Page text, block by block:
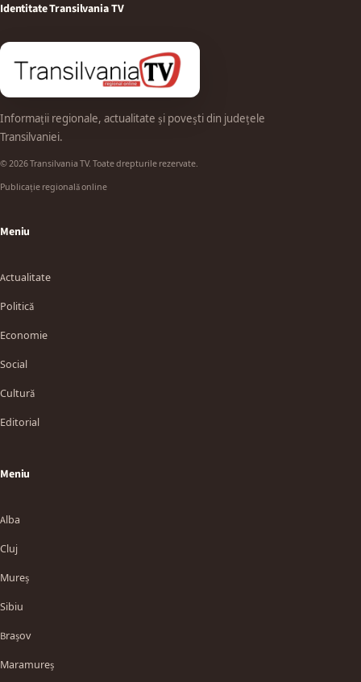
Identitate Transilvania TV
Informații regionale, actualitate și povești din județele
Transilvaniei.
© 2026 Transilvania TV. Toate drepturile rezervate.
Publicație regională online
Meniu
Actualitate
Politică
Economie
Social
Cultură
Editorial
Meniu
Alba
Cluj
Mureș
Sibiu
Brașov
Maramureș